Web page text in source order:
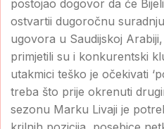
postojao dogovor da će
ostvartii dugoročnu
ugovora u Saudijskoj
primjetili su i konkurentski
utakmici teško je očekivati
treba što prije okrenuti
sezonu Marku Livaji je